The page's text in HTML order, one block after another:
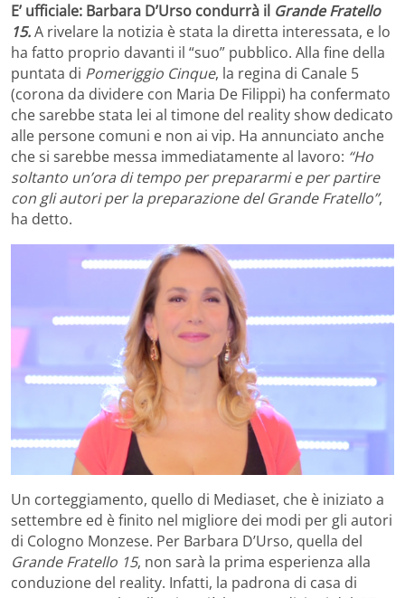
E’ ufficiale: Barbara D’Urso condurrà il Grande Fratello
15.A rivelare la notizia è stata la diretta interessata, e lo
ha fatto proprio davanti il “suo” pubblico. Alla fine della
puntata di Pomeriggio Cinque, la regina di Canale 5
(corona da dividere con Maria De Filippi) ha confermato
che sarebbe stata lei al timone del reality show dedicato
alle persone comuni e non ai vip. Ha annunciato anche
che si sarebbe messa immediatamente al lavoro: “Ho
soltanto un’ora di tempo per prepararmi e per partire
con gli autori per la preparazione del Grande Fratello”,
ha detto.
Un corteggiamento, quello di Mediaset, che è iniziato a
settembre ed è finito nel migliore dei modi per gli autori
di Cologno Monzese. Per Barbara D’Urso, quella del
Grande Fratello 15, non sarà la prima esperienza alla
conduzione del reality. Infatti, la padrona di casa di